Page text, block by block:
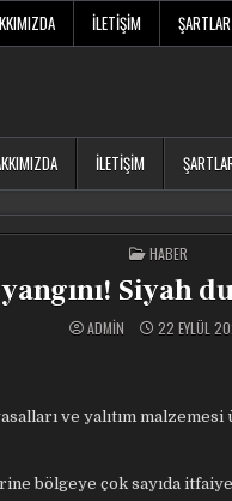
İLETIŞIM
İLETIŞIM
POSTED
IN
HABER
Siyah
ADMIN 22 EYLÜL
ve yalıtım
bölgeye çok sayıda